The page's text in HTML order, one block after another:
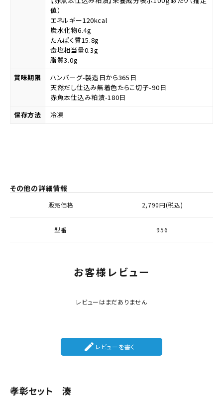
値）
エネルギー120kcal
炭水化物6.4g
たんぱく質15.8g
食塩相当量0.3g
脂質3.0g
賞味期限
ハンバーグ-製造日から365日
天然だし仕込み無着色たらこ切子-90日
赤魚本仕込み粕漬-180日
保存方法
冷凍
その他の詳細情報
販売価格 2,790円(税込)
型番 956
お客様レビュー
レビューはまだありません
create レビューを書く
孝彰セット 湊